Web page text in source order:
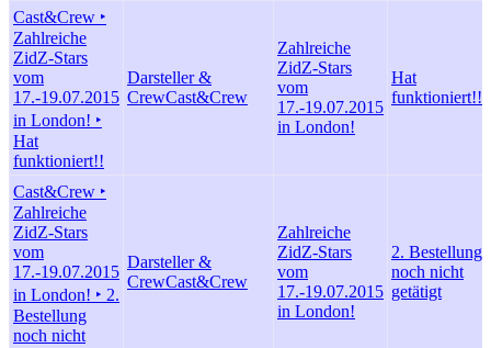
Cast&Crew ‣
Zahlreiche
ZidZ-Stars
vom
17.-19.07.2015
in London! ‣
Hat
funktioniert!!
Darsteller &
CrewCast&Crew
Zahlreiche
ZidZ-Stars
vom
17.-19.07.2015
in London!
Hat
funktioniert!!
Cast&Crew ‣
Zahlreiche
ZidZ-Stars
vom
17.-19.07.2015
in London! ‣ 2.
Bestellung
noch nicht
Darsteller &
CrewCast&Crew
Zahlreiche
ZidZ-Stars
vom
17.-19.07.2015
in London!
2. Bestellung
noch nicht
getätigt